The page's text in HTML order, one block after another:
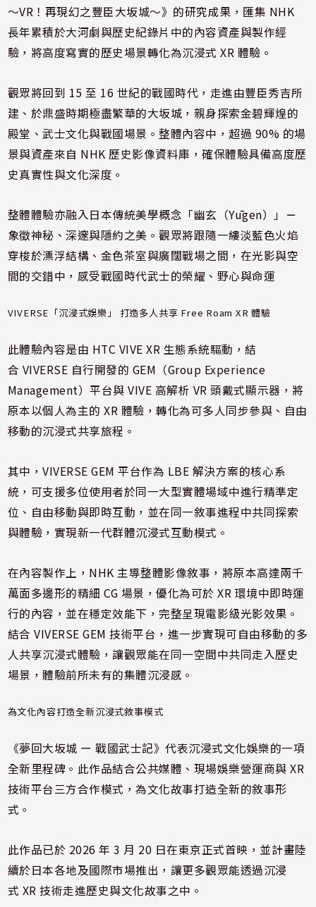
～VR！再現幻之豐臣大坂城～》的研究成果，匯集 NHK
長年累積於大河劇與歷史紀錄片中的內容資產與製作經
驗，將高度寫實的歷史場景轉化為沉浸式 XR 體驗。
觀眾將回到 15 至 16 世紀的戰國時代，走進由豐臣秀吉所
建、於鼎盛時期極盡繁華的大坂城，親身探索金碧輝煌的
殿堂、武士文化與戰國場景。整體內容中，超過 90% 的場
景與資產來自 NHK 歷史影像資料庫，確保體驗具備高度歷
史真實性與文化深度。
整體體驗亦融入日本傳統美學概念「幽玄（Yūgen）」 －
象徵神秘、深邃與隱約之美。觀眾將跟隨一縷淡藍色火焰
穿梭於漂浮結構、金色茶室與廣闊戰場之間，在光影與空
間的交錯中，感受戰國時代武士的榮耀、野心與命運
VIVERSE「沉浸式娛樂」 打造多人共享 Free Roam XR 體驗
此體驗內容是由 HTC VIVE XR 生態系統驅動，結
合 VIVERSE 自行開發的 GEM（Group Experience
Management）平台與 VIVE 高解析 VR 頭戴式顯示器，將
原本以個人為主的 XR 體驗，轉化為可多人同步參與、自由
移動的沉浸式共享旅程。
其中，VIVERSE GEM 平台作為 LBE 解決方案的核心系
統，可支援多位使用者於同一大型實體場域中進行精準定
位、自由移動與即時互動，並在同一敘事進程中共同探索
與體驗，實現新一代群體沉浸式互動模式。
在內容製作上，NHK 主導整體影像敘事，將原本高達兩千
萬面多邊形的精細 CG 場景，優化為可於 XR 環境中即時運
行的內容，並在穩定效能下，完整呈現電影級光影效果。
結合 VIVERSE GEM 技術平台，進一步實現可自由移動的多
人共享沉浸式體驗，讓觀眾能在同一空間中共同走入歷史
場景，體驗前所未有的集體沉浸感。
為文化內容打造全新沉浸式敘事模式
《夢回大坂城 ー 戰國武士記》代表沉浸式文化娛樂的一項
全新里程碑。此作品結合公共媒體、現場娛樂營運商與 XR
技術平台三方合作模式，為文化故事打造全新的敘事形
式。
此作品已於 2026 年 3 月 20 日在東京正式首映，並計畫陸
續於日本各地及國際市場推出，讓更多觀眾能透過沉浸
式 XR 技術走進歷史與文化故事之中。